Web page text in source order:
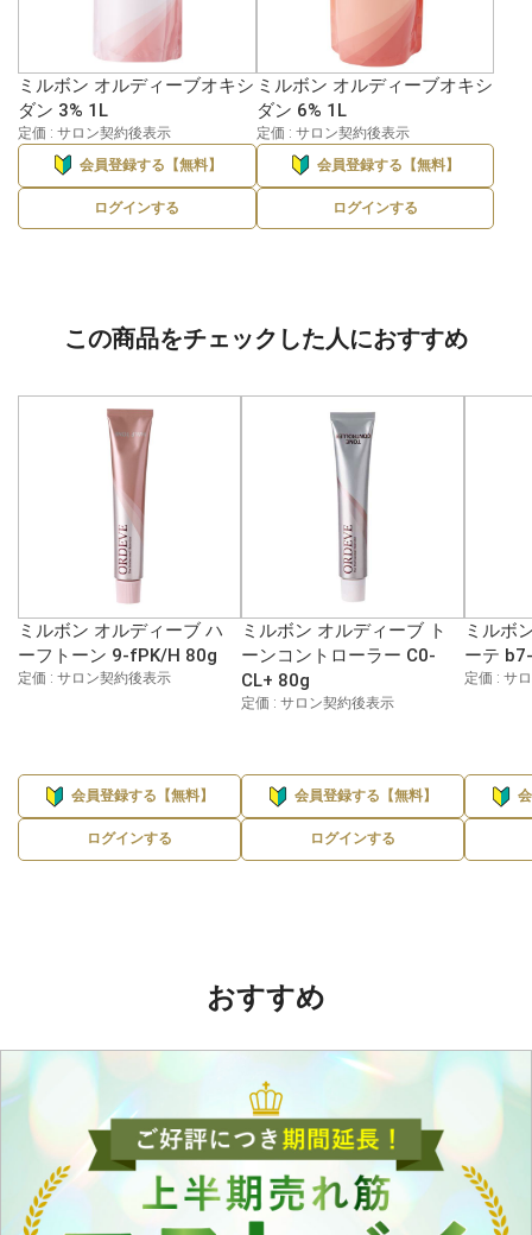
ミルボン オルディーブオキシ
ダン 3% 1L
定価 : サロン契約後表示
会員登録する【無料】
ログインする
ミルボン オルディーブオキシ
ダン 6% 1L
定価 : サロン契約後表示
会員登録する【無料】
ログインする
この商品をチェックした人におすすめ
ミルボン オルディーブ ハ
ーフトーン 9-fPK/H 80g
定価 : サロン契約後表示
会員登録する【無料】
ログインする
ミルボン オルディーブ ト
ーンコントローラー C0-
CL+ 80g
定価 : サロン契約後表示
会員登録する【無料】
ログインする
ミルボ
ーテ
定価 : サ
おすすめ